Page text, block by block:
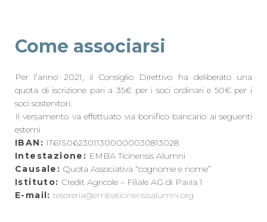
Come associarsi
Per l’anno 2021, il Consiglio Direttivo ha deliberato una
quota di iscrizione pari a 35€ per i soci ordinari e 50€ per i
soci sostenitori.
Il versamento va effettuato via bonifico bancario ai seguenti
estemi
IBAN: IT61S0623011300000030813028
Intestazione: EMBA Ticinensis Alumni
Causale: Quota Associativa “cognome e nome”
Istituto: Credit Agricole – Filiale AG di Pavia 1
E-mail: tesoreria@embaticinensisalumni.org